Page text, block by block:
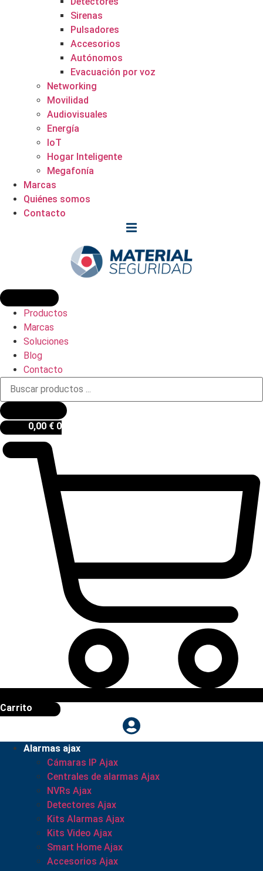
Sirenas
Pulsadores
Accesorios
Autónomos
Evacuación por voz
Networking
Movilidad
Audiovisuales
Energía
IoT
Hogar Inteligente
Megafonía
Marcas
Quiénes somos
Contacto
Productos
Marcas
Soluciones
Blog
Contacto
Búsqueda
productos
0,00 € 0
Carrito
Alarmas ajax
Cámaras IP Ajax
Centrales de alarmas Ajax
NVRs Ajax
Detectores Ajax
Kits Alarmas Ajax
Kits Video Ajax
Smart Home Ajax
Accesorios Ajax